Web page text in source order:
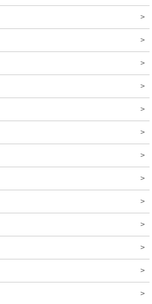
>
>
>
>
>
>
>
>
>
>
>
>
>